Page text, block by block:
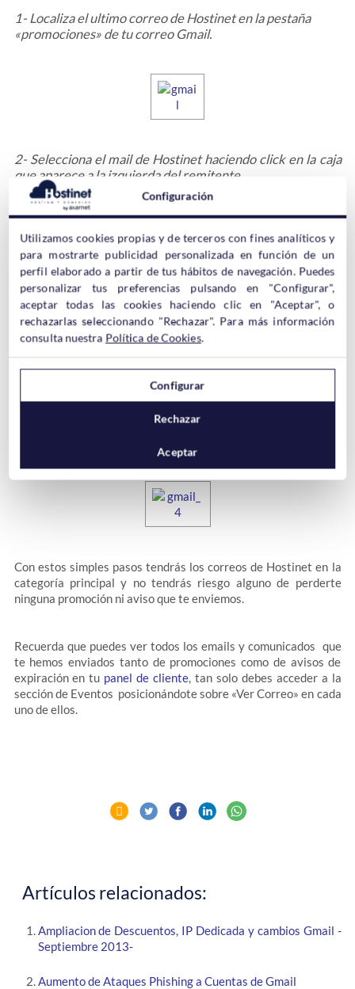
1- Localiza el ultimo correo de Hostinet en la pestaña
«promociones» de tu correo Gmail.
2- Selecciona el mail de Hostinet haciendo click en la caja
que aparece a la izquierda del remitente.
3- Arrastra el correo de Hostinet hasta la pestaña
«principal».
Con estos simples pasos tendrás los correos de Hostinet en la
categoría principal y no tendrás riesgo alguno de perderte
ninguna promoción ni aviso que te enviemos.
Recuerda que puedes ver todos los emails y comunicados que
te hemos enviados tanto de promociones como de avisos de
expiración en tu panel de cliente, tan solo debes acceder a la
sección de Eventos posicionándote sobre «Ver Correo» en cada
uno de ellos.
Artículos relacionados:
Ampliacion de Descuentos, IP Dedicada y cambios Gmail -
Septiembre 2013-
Aumento de Ataques Phishing a Cuentas de Gmail
Configuración
Utilizamos cookies propias y de terceros con fines analíticos y
para mostrarte publicidad personalizada en función de un
perfil elaborado a partir de tus hábitos de navegación. Puedes
personalizar tus preferencias pulsando en "Configurar",
aceptar todas las cookies haciendo clic en "Aceptar", o
rechazarlas seleccionando "Rechazar". Para más información
consulta nuestra Política de Cookies.
Configurar
Rechazar
Aceptar